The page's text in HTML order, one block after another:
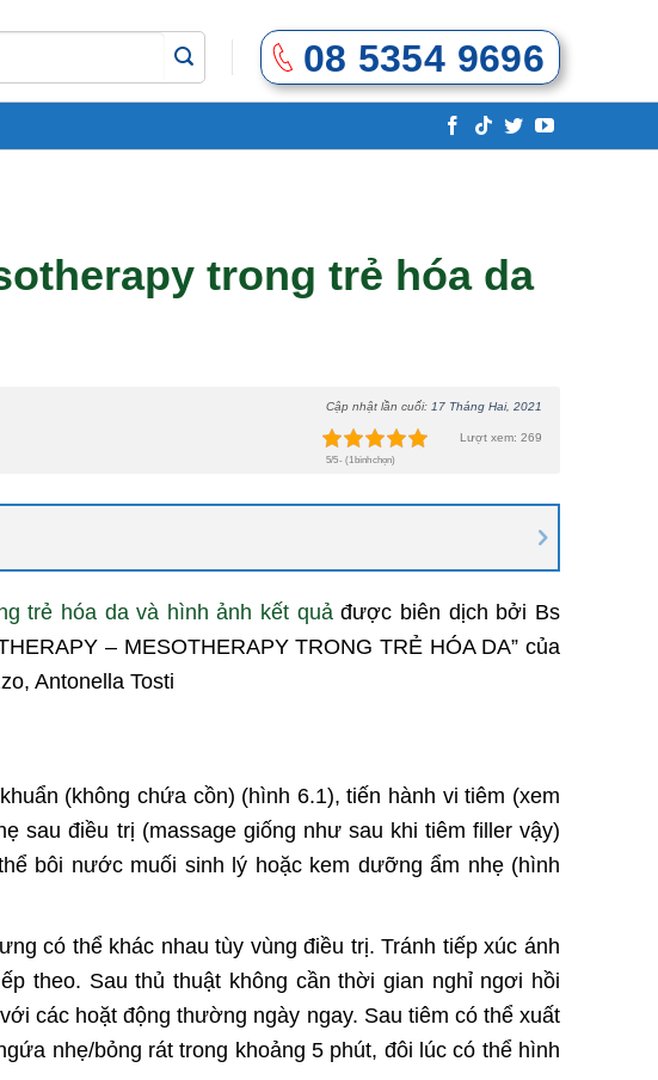
08 5354 9696
trong trẻ hóa da
Cập nhật lần cuối: 17 Tháng Hai, 2021
5/5 - (1 bình chọn)
Lượt xem: 269
trẻ hóa da và hình ảnh kết quảđược biên dịch bởi Bs
– MESOTHERAPY TRONG TRẺ HÓA DA” của
Antonella Tosti
(không chứa cồn) (hình 6.1), tiến hành vi tiêm (xem
sau điều trị (massage giống như sau khi tiêm filler vậy)
bôi nước muối sinh lý hoặc kem dưỡng ẩm nhẹ (hình
có thể khác nhau tùy vùng điều trị. Tránh tiếp xúc ánh
theo. Sau thủ thuật không cần thời gian nghỉ ngơi hồi
các hoặt động thường ngày ngay. Sau tiêm có thể xuất
nhẹ/bỏng rát trong khoảng 5 phút, đôi lúc có thể hình